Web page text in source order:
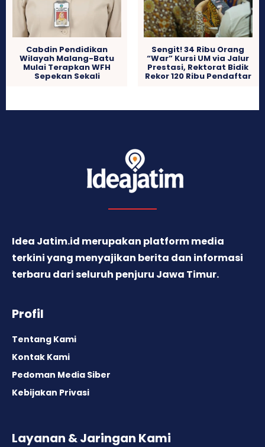
Cabdin Pendidikan
Wilayah Malang-Batu
Mulai Terapkan WFH
Sepekan Sekali
Sengit! 34 Ribu Orang
“War” Kursi UM via Jalur
Prestasi, Rektorat Bidik
Rekor 120 Ribu Pendaftar
Idea Jatim.id merupakan platform media
terkini yang menyajikan berita dan informasi
terbaru dari seluruh penjuru Jawa Timur.
Profil
Tentang Kami
Kontak Kami
Pedoman Media Siber
Kebijakan Privasi
Layanan & Jaringan Kami